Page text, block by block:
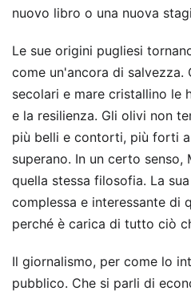
nuovo libro o una nuova
Le sue origini pugliesi
come un'ancora di salvezza.
secolari e mare cristallino le
e la resilienza. Gli olivi non
più belli e contorti, più forti
superano. In un certo
quella stessa filosofia. La
complessa e interessante di
perché è carica di tutto ciò
Il giornalismo, per come lo
pubblico. Che si parli di